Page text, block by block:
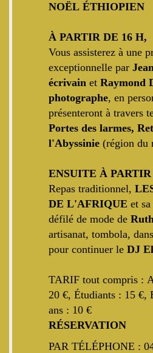
NOËL ÉTHIOPIEN
À PARTIR DE 16 H,
Vous assisterez à une
exceptionnelle par
écrivain et Raymond
photographe, en
présenteront à travers
Portes des larmes,
l'Abyssinie (région du
ENSUITE À
Repas traditionnel,
DE L'AFRIQUE et sa
défilé de mode de
artisanat, tombola,
pour continuer le DJ
TARIF tout compris :
20 €, Étudiants : 15 €,
ans : 10 €
RÉSERVATION
PAR TÉLÉPHONE :